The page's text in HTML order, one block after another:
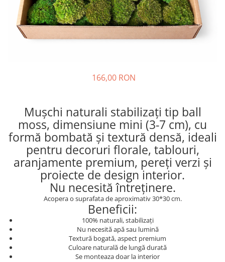
166,00 RON
Mușchi naturali stabilizați tip ball
moss, dimensiune mini (3-7 cm), cu
formă bombată și textură densă, ideali
pentru decoruri florale, tablouri,
aranjamente premium, pereți verzi și
proiecte de design interior.
Nu necesită întreținere.
Acopera o suprafata de aproximativ 30*30 cm.
Beneficii:
100% naturali, stabilizați
Nu necesită apă sau lumină
Textură bogată, aspect premium
Culoare naturală de lungă durată
Se monteaza doar la interior